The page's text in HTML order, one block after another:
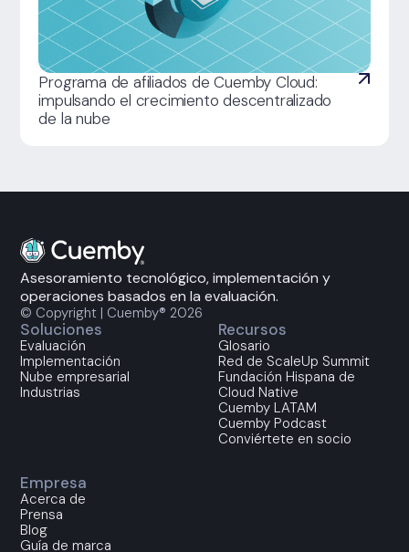
Programa de afiliados de Cuemby Cloud:
impulsando el crecimiento descentralizado
de la nube
Asesoramiento tecnológico, implementación y
operaciones basados en la evaluación.
© Copyright | Cuemby® 2026
Soluciones
Evaluación
Implementación
Nube empresarial
Industrias
Recursos
Glosario
Red de ScaleUp Summit
Fundación Hispana de
Cloud Native
Cuemby LATAM
Cuemby Podcast
Conviértete en socio
Empresa
Acerca de
Prensa
Blog
Guía de marca